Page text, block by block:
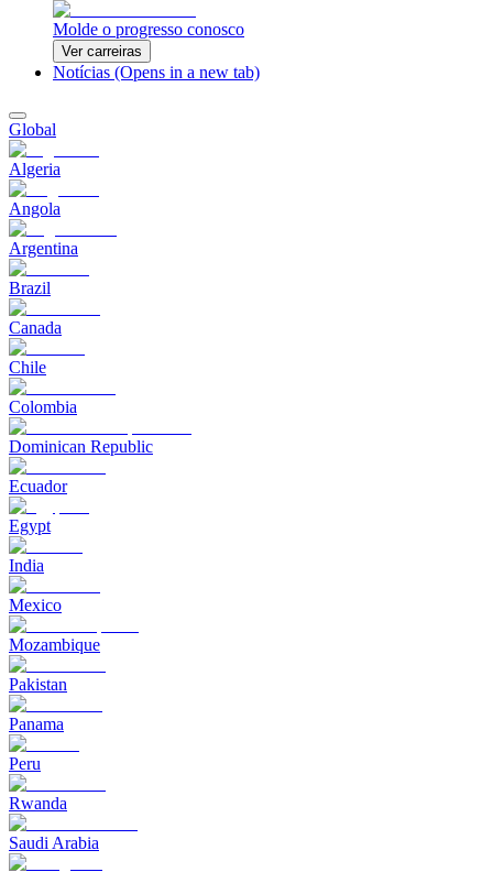
Molde o progresso conosco
Ver carreiras
Notícias (Opens in a new tab)
Global
Algeria
Angola
Argentina
Brazil
Canada
Chile
Colombia
Dominican Republic
Ecuador
Egypt
India
Mexico
Mozambique
Pakistan
Panama
Peru
Rwanda
Saudi Arabia